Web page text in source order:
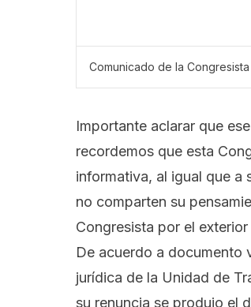
Comunicado de la Congresista
Importante aclarar que
recordemos que esta
informativa, al igual que a
no comparten su
Congresista por el
De acuerdo a documento
jurídica de la Unidad de
su renuncia se produjo el